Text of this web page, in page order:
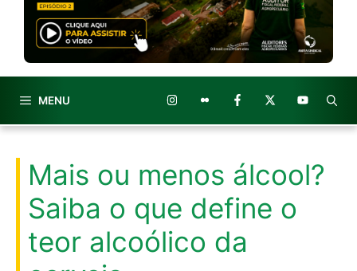
MENU
Mais ou menos álcool?
Saiba o que define o
teor alcoólico da